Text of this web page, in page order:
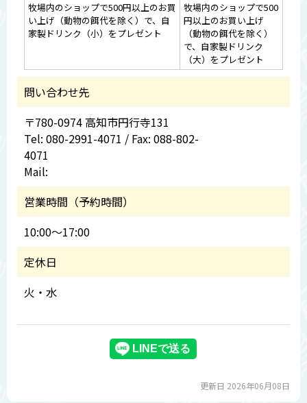
牧場内のショップで500円以上のお買
い上げ（動物の餌代を除く）で、自
家製ドリンク（小）をプレゼント
牧場内のショップで500
円以上のお買い上げ
（動物の餌代を除く）
で、自家製ドリンク
（大）をプレゼント
問い合わせ先
〒780-0974 高知市円行寺131
Tel: 080-2991-4071 / Fax: 088-802-
4071
Mail:
営業時間（予約時間）
10:00～17:00
定休日
火・水
更新日 2026年06月08日